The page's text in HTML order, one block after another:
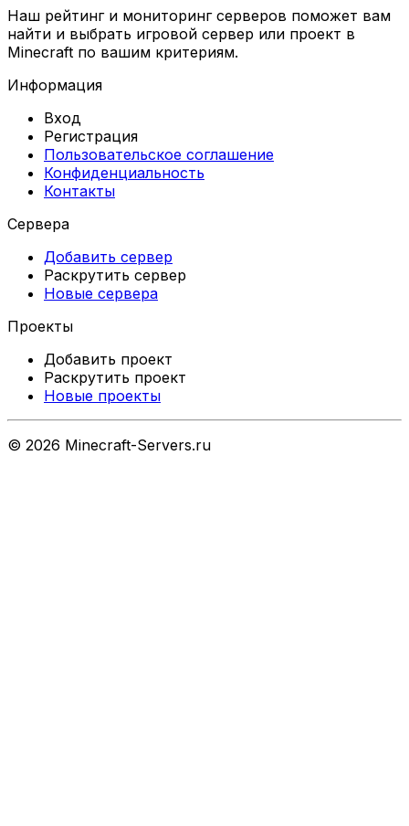
Наш рейтинг и мониторинг серверов поможет вам
найти и выбрать игровой сервер или проект в
Minecraft по вашим критериям.
Информация
Вход
Регистрация
Пользовательское соглашение
Конфиденциальность
Контакты
Сервера
Добавить сервер
Раскрутить сервер
Новые сервера
Проекты
Добавить проект
Раскрутить проект
Новые проекты
© 2026 Minecraft-Servers.ru